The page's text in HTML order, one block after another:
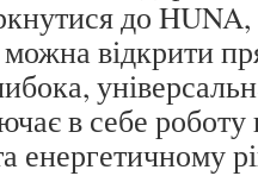
до
відкрити
в себе
енергетичному